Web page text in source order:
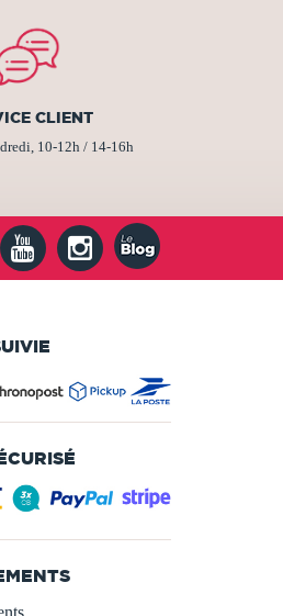
CLIENT
10-12h / 14-16h